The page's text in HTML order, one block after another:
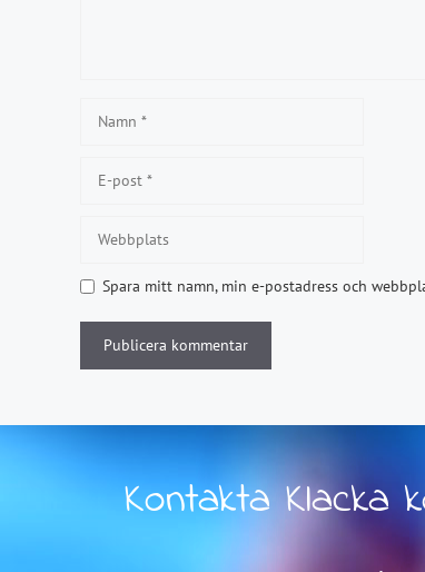
post
Spara mitt namn, min e-postadress och
Kontakta Klacka